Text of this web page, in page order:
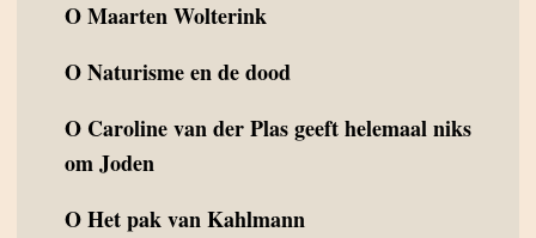
OMaarten Wolterink
ONaturisme en de dood
O Caroline van der Plas geeft helemaal niks
om Joden
OHet pak van Kahlmann